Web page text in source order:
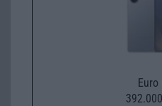
Euro